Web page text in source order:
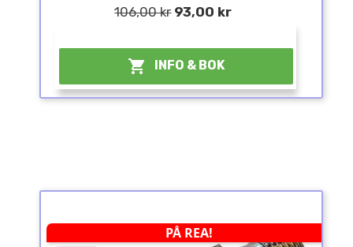
106,00 kr 93,00 kr
 INFO & BOK
PÅ REA!